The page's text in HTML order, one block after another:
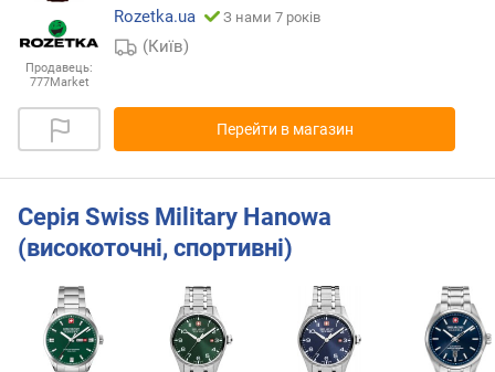
Продавець:
777Market
Rozetka.ua
З нами 7 років
(Київ)
Перейти в магазин
Серія Swiss Military Hanowa
(високоточні, спортивні)